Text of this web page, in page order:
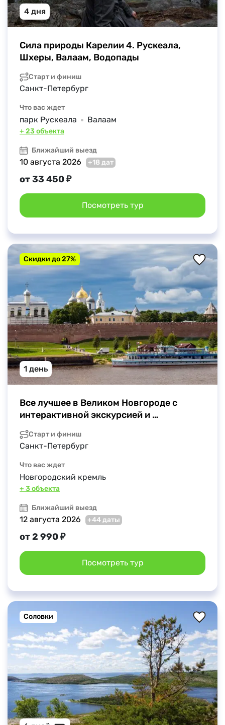
4 дня
Сила природы Карелии 4. Рускеала,
Шхеры, Валаам, Водопады
Старт и финиш
Санкт-Петербург
Что вас ждет
парк Рускеала Валаам
+ 23 объекта
Ближайший выезд
10 августа 2026 +18 дат
от 33 450 ₽
Посмотреть тур
Скидки до 27%
1 день
Все лучшее в Великом Новгороде с
интерактивной экскурсией и
Старт и финиш
Санкт-Петербург
Что вас ждет
Новгородский кремль
+ 3 объекта
Ближайший выезд
12 августа 2026 +44 даты
от 2 990 ₽
Посмотреть тур
Соловки